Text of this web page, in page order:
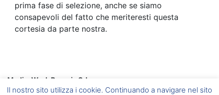
prima fase di selezione, anche se siamo
consapevoli del fatto che meriteresti questa
cortesia da parte nostra.
Media-Work Perugia Srl
Corciano (PG) Via A. Gramsci, 6 – Foligno(PG) Via A. Vici, 20
– Umbertide (PG) Via del Vignola, 5 –Marsciano(PG) Via
Il nostro sito utilizza i cookie. Continuando a navigare nel sito